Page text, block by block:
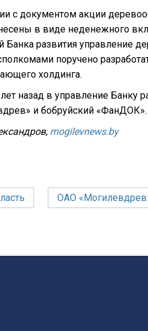
с документом акции
в виде неденежного
Банка развития управление
поручено
холдинга.
назад в управление Банку
и бобруйский «ФанДОК».
mogilevnews.by
ОАО